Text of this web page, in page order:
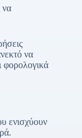
να
να
φορολογικά
ενισχύουν